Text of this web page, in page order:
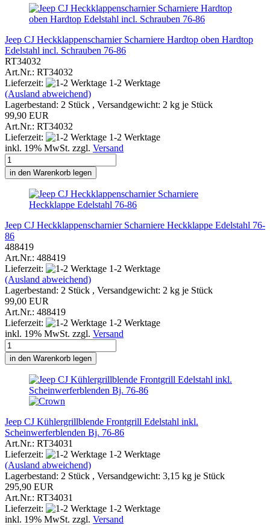
Jeep CJ Heckklappenscharnier Scharniere Hardtop oben Hardtop
Edelstahl incl. Schrauben 76-86
RT34032
Art.Nr.: RT34032
Lieferzeit:
1-2 Werktage
(Ausland abweichend)
Lagerbestand: 2 Stück , Versandgewicht: 2 kg je Stück
99,90 EUR
Art.Nr.: RT34032
Lieferzeit:
1-2 Werktage
inkl. 19% MwSt. zzgl. Versand
in den Warenkorb legen
Jeep CJ Heckklappenscharnier Scharniere Heckklappe Edelstahl 76-
86
488419
Art.Nr.: 488419
Lieferzeit:
1-2 Werktage
(Ausland abweichend)
Lagerbestand: 2 Stück , Versandgewicht: 2 kg je Stück
99,00 EUR
Art.Nr.: 488419
Lieferzeit:
1-2 Werktage
inkl. 19% MwSt. zzgl. Versand
in den Warenkorb legen
Jeep CJ Kühlergrillblende Frontgrill Edelstahl inkl.
Scheinwerferblenden Bj. 76-86
Art.Nr.: RT34031
Lieferzeit:
1-2 Werktage
(Ausland abweichend)
Lagerbestand: 2 Stück , Versandgewicht: 3,15 kg je Stück
295,90 EUR
Art.Nr.: RT34031
Lieferzeit:
1-2 Werktage
inkl. 19% MwSt. zzgl. Versand